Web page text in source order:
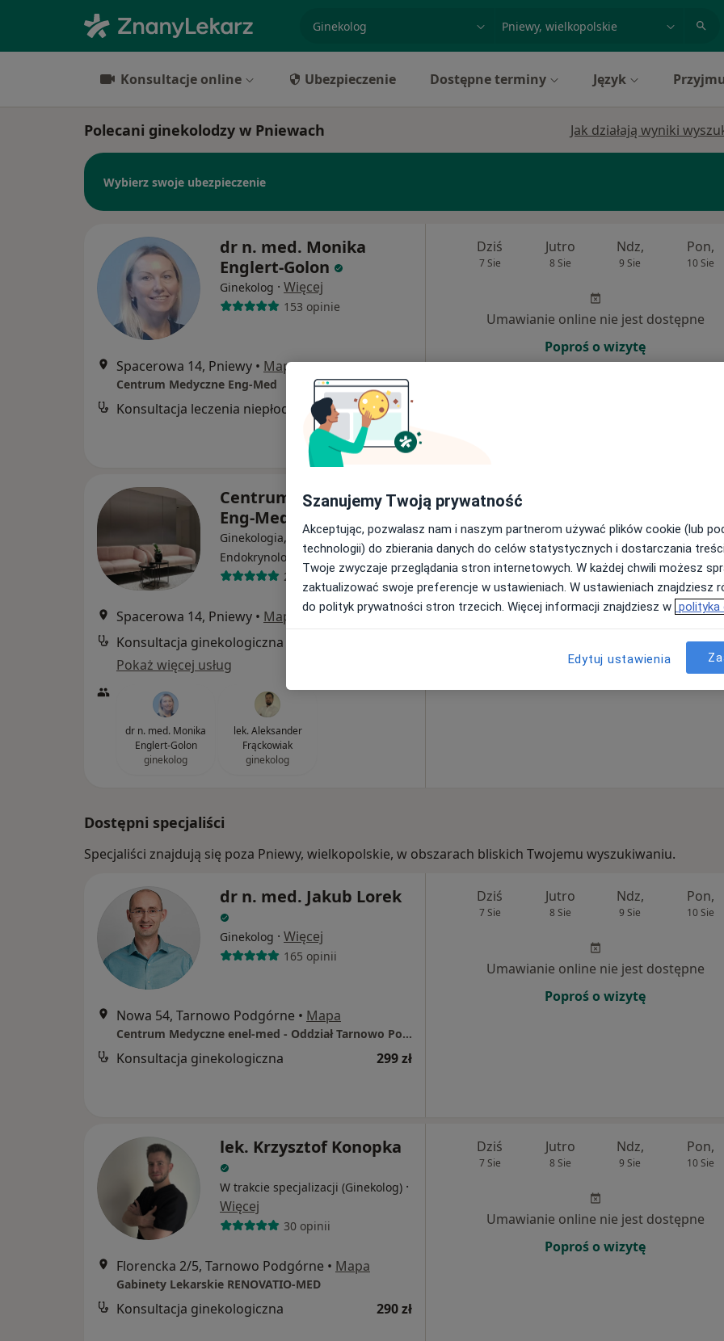
Konsultacje online Ubezpieczenie Dostępne terminy Język
Polecani ginekolodzy w Pniewach Jak działają wyniki
Wybierz swoje ubezpieczenie
dr n. med. Monika
Englert-Golon
Ginekolog · Więcej
153 opinie
Spacerowa 14, Pniewy • Mapa
Centrum Medyczne Eng-Med
Konsultacja leczenia niepłodności (pierwsza wizyta) 400 zł
Dziś
7 Sie
Jutro
8 Sie
Ndz,
9 Sie
Pon,
10 Sie
Umawianie online nie jest dostępne
Poproś o wizytę
Centrum Medyczne
Eng-Med
Ginekologia, Ginekologia dziecięca,
Endokrynologia ·Więcej
297 opinii
Spacerowa 14, Pniewy • Mapa
Konsultacja ginekologiczna
Pokaż więcej usług
dr n. med. Monika
Englert-Golon
ginekolog
lek. Aleksander
Frąckowiak
ginekolog
Dziś
Umawianie online nie jest dostępne
Pokaż profil
Dostępni specjaliści
Specjaliści znajdują się poza Pniewy, wielkopolskie, w obszarach bliskich Twojemu wyszukiwaniu.
dr n. med. Jakub Lorek
Ginekolog · Więcej
165 opinii
Nowa 54, Tarnowo Podgórne • Mapa
Centrum Medyczne enel-med - Oddział Tarnowo Podgórne
Konsultacja ginekologiczna 299 zł
Dziś
7 Sie
Jutro
8 Sie
Ndz,
9 Sie
Pon,
10 Sie
Umawianie online nie jest dostępne
Poproś o wizytę
lek. Krzysztof Konopka
W trakcie specjalizacji (Ginekolog) ·
Więcej
30 opinii
Florencka 2/5, Tarnowo Podgórne • Mapa
Gabinety Lekarskie RENOVATIO-MED
Konsultacja ginekologiczna 290 zł
Dziś
7 Sie
Jutro
8 Sie
Ndz,
9 Sie
Pon,
10 Sie
Umawianie online nie jest dostępne
Poproś o wizytę
Szanujemy Twoją prywatność
Akceptując, pozwalasz nam i naszym partnerom używać plików cookie (lub
technologii) do zbierania danych do celów statystycznych i dostarczania
Twoje zwyczaje przeglądania stron internetowych. W każdej chwili możesz
zaktualizować swoje preferencje w ustawieniach. W ustawieniach znajdziesz
do polityk prywatności stron trzecich. Więcej informacji znajdziesz w polityka
Edytuj ustawienia